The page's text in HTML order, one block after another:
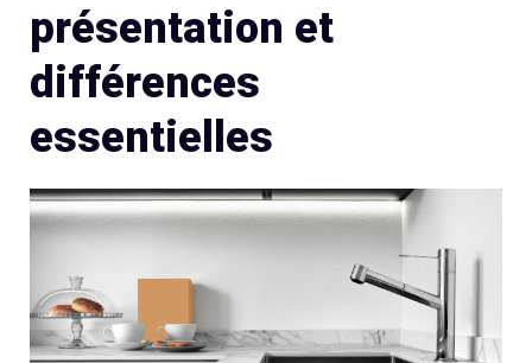
présentation et
différences
essentielles